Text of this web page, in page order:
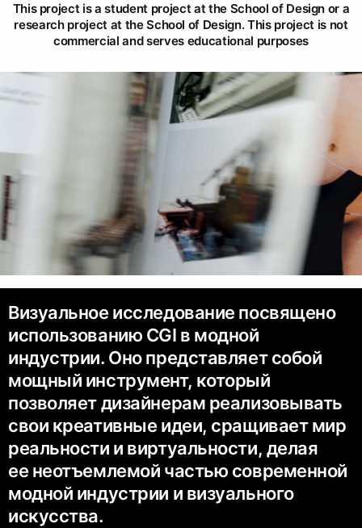
This project is a student project at the School of Design or a
research project at the School of Design. This project is not
commercial and serves educational purposes
Визуальное исследование посвящено
использованию CGI в модной
индустрии. Оно представляет собой
мощный инструмент, который
позволяет дизайнерам реализовывать
свои креативные идеи, сращивает мир
реальности и виртуальности, делая
ее неотъемлемой частью современной
модной индустрии и визуального
искусства.